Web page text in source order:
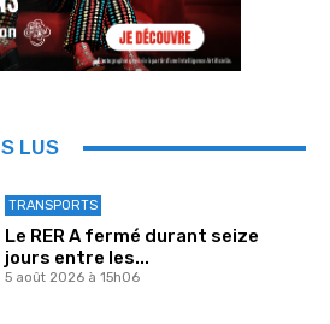
LUS
TRANSPORTS
Le RER A fermé durant seize
jours entre les...
5 août 2026 à 15h06